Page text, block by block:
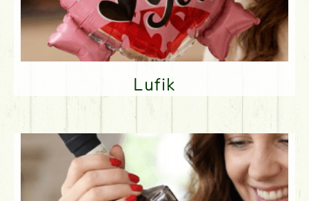
Lufik